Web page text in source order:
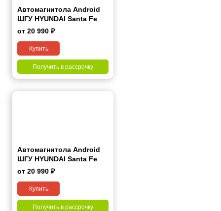
Автомагнитола Android
ШГУ HYUNDAI Santa Fe
2006-2012 9"
от 20 990 ₽
Купить
Получить в рассрочку
Автомагнитола Android
ШГУ HYUNDAI Santa Fe
(TM) 2018+ 10"
от 20 990 ₽
Купить
Получить в рассрочку